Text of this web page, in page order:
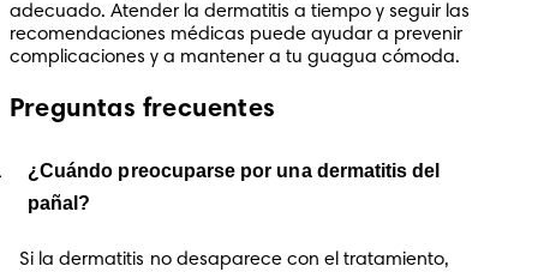
adecuado. Atender la dermatitis a tiempo y seguir las
recomendaciones médicas puede ayudar a prevenir
complicaciones y a mantener a tu guagua cómoda.
Preguntas frecuentes
¿Cuándo preocuparse por una dermatitis del
pañal?
Si la dermatitis no desaparece con el tratamiento,